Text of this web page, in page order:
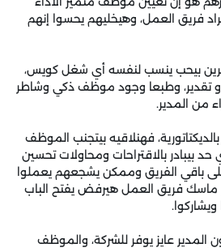
فريق العمل، وهيخليهم يحسوا إنهم
بيحب ينسب لنفسه أي شغل كويس،
تقدير، وطبعا وجود موظف ذكي وشاطر
من المدير.
فهنلاقيه بيتجنب الموظف
بيبادر بالاقتراحات ومحاولات تحسين
باقي الفريق وممكن يشجعهم يعملوا
ماسك فريق العمل هيرفض يفتح الباب
المدير عايز يوفر للشركة، والموظف